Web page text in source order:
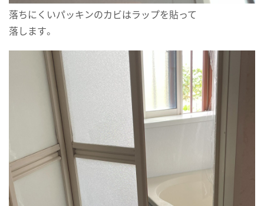
落ちにくいパッキンのカビはラップを貼って
落します。